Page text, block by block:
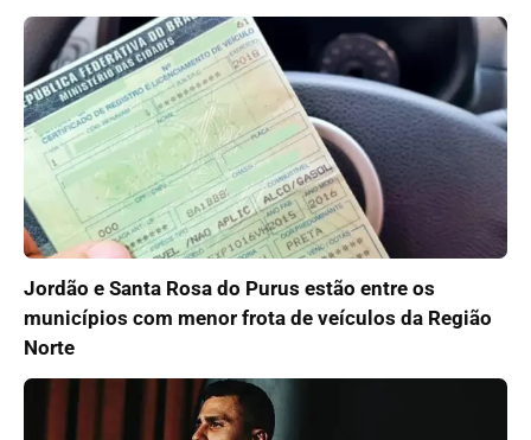
Jordão e Santa Rosa do Purus estão entre os
municípios com menor frota de veículos da Região
Norte